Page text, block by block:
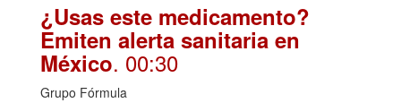
¿Usas este medicamento?
Emiten alerta sanitaria en
México. 00:30
Grupo Fórmula